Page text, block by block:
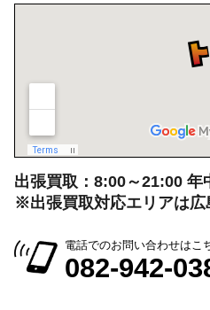
広島県広島市中区大手町５
定休日：月曜日・火曜日
出張買取：8:00～21:00 年
※出張買取対応エリアは広